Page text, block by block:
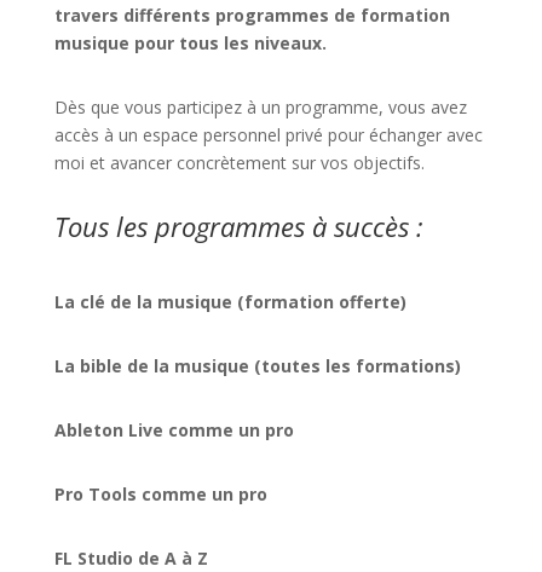
travers différents programmes de formation
musique pour tous les niveaux.
Dès que vous participez à un programme, vous avez
accès à un espace personnel privé pour échanger avec
moi et avancer concrètement sur vos objectifs.
Tous les programmes à succès :
La clé de la musique (formation offerte)
La bible de la musique (toutes les formations)
Ableton Live comme un pro
Pro Tools comme un pro
FL Studio de A à Z